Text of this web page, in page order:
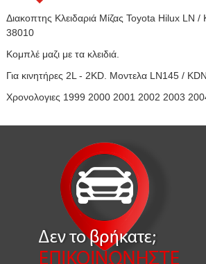
Διακοπτης Κλειδαριά Μίζας Toyota Hilux LN
38010
Κομπλέ μαζι με τα κλειδιά.
Για κινητήρες 2L - 2KD. Μοντελα LN145 /
Χρονολογιες 1999 2000 2001 2002 2003